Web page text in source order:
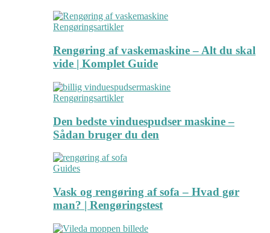
Rengøringsartikler
Rengøring af vaskemaskine – Alt du skal
vide | Komplet Guide
Rengøringsartikler
Den bedste vinduespudser maskine –
Sådan bruger du den
Guides
Vask og rengøring af sofa – Hvad gør
man? | Rengøringstest